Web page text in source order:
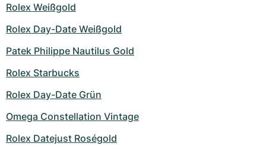
Rolex Weißgold
Rolex Day-Date Weißgold
Patek Philippe Nautilus Gold
Rolex Starbucks
Rolex Day-Date Grün
Omega Constellation Vintage
Rolex Datejust Roségold